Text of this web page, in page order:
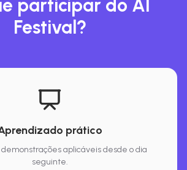
participar do AI
Festival?
prático
demonstrações aplicáveis desde o dia
seguinte.